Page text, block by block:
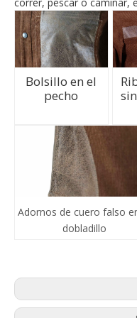
Bolsillo en el
pecho
Adornos de cuero falso
dobladillo